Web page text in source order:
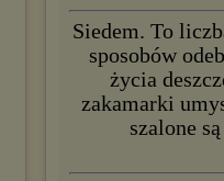
Siedem. To
sposobów
życia
zakamarki
szalone